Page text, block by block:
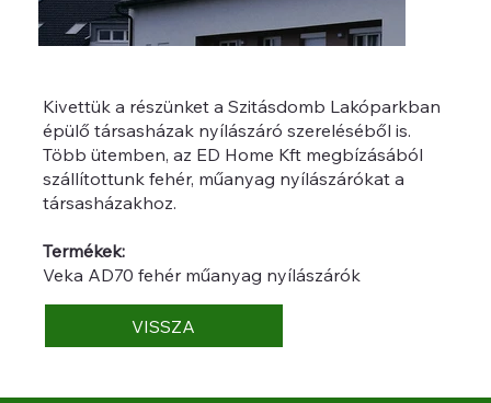
Kivettük a részünket a Szitásdomb Lakóparkban
épülő társasházak nyílászáró szereléséből is.
Több ütemben, az ED Home Kft megbízásából
szállítottunk fehér, műanyag nyílászárókat a
társasházakhoz.
Termékek:
Veka AD70 fehér műanyag nyílászárók
VISSZA